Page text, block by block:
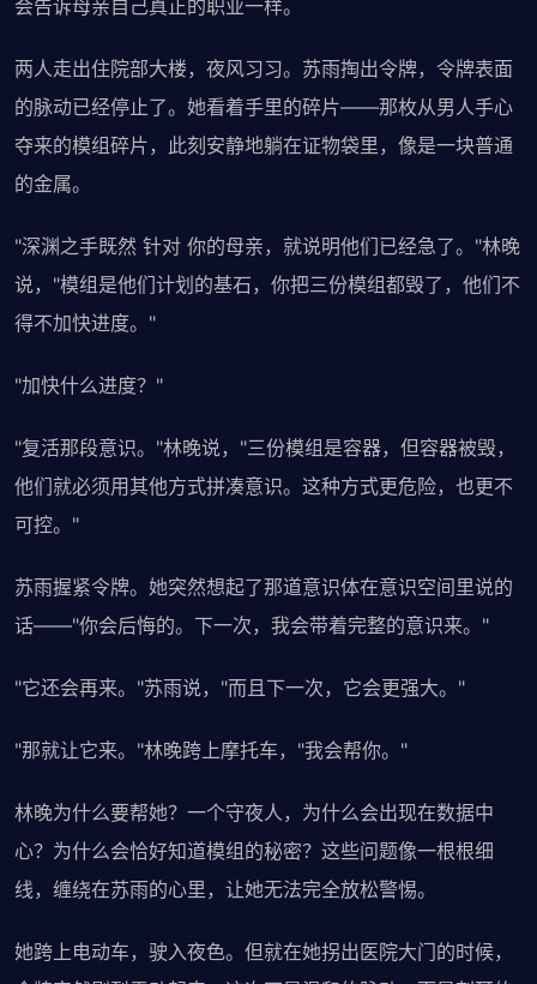
会告诉母亲自己真正的职业一样。
两人走出住院部大楼，夜风习习。苏雨掏出令牌，令牌表面
的脉动已经停止了。她看着手里的碎片——那枚从男人手心
夺来的模组碎片，此刻安静地躺在证物袋里，像是一块普通
的金属。
"深渊之手既然 针对 你的母亲，就说明他们已经急了。"林晚
说，"模组是他们计划的基石，你把三份模组都毁了，他们不
得不加快进度。"
"加快什么进度？"
"复活那段意识。"林晚说，"三份模组是容器，但容器被毁，
他们就必须用其他方式拼凑意识。这种方式更危险，也更不
可控。"
苏雨握紧令牌。她突然想起了那道意识体在意识空间里说的
话——"你会后悔的。下一次，我会带着完整的意识来。"
"它还会再来。"苏雨说，"而且下一次，它会更强大。"
"那就让它来。"林晚跨上摩托车，"我会帮你。"
林晚为什么要帮她？一个守夜人，为什么会出现在数据中
心？为什么会恰好知道模组的秘密？这些问题像一根根细
线，缠绕在苏雨的心里，让她无法完全放松警惕。
她跨上电动车，驶入夜色。但就在她拐出医院大门的时候，